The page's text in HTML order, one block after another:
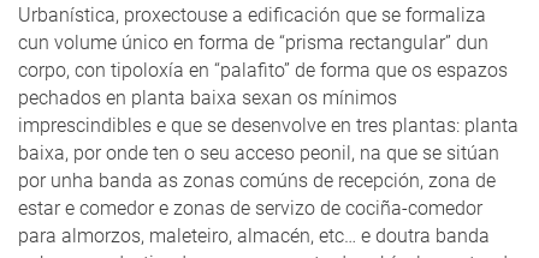
Urbanística, proxectouse a edificación que se formaliza
cun volume único en forma de “prisma rectangular” dun
corpo, con tipoloxía en “palafito” de forma que os espazos
pechados en planta baixa sexan os mínimos
imprescindibles e que se desenvolve en tres plantas: planta
baixa, por onde ten o seu acceso peonil, na que se sitúan
por unha banda as zonas comúns de recepción, zona de
estar e comedor e zonas de servizo de cociña-comedor
para almorzos, maleteiro, almacén, etc… e doutra banda